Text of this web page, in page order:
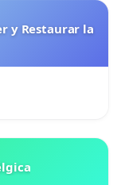
y Restaurar la